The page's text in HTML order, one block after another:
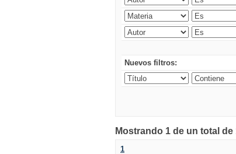
Nuevos filtros:
Mostrando 1 de un total
1